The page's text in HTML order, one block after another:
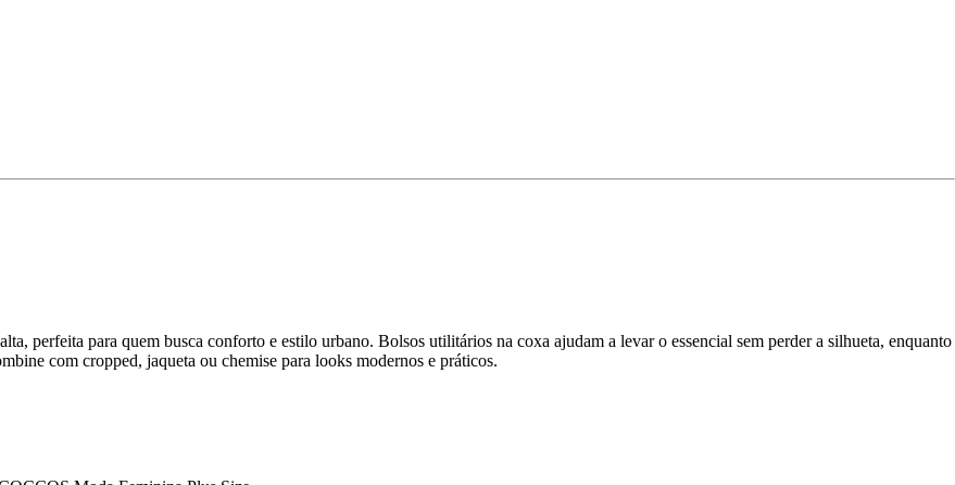
perfeita para quem busca conforto e estilo urbano. Bolsos utilitários na coxa ajudam a levar o essencial sem perder a silhueta, enquanto
com cropped, jaqueta ou chemise para looks modernos e práticos.